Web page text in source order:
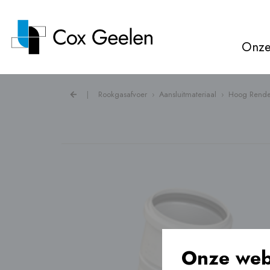
Ventilatie ›
Vloerverwarming ›
| Rookgasafvoer › Aansluitmateriaal › Hoog
Onze